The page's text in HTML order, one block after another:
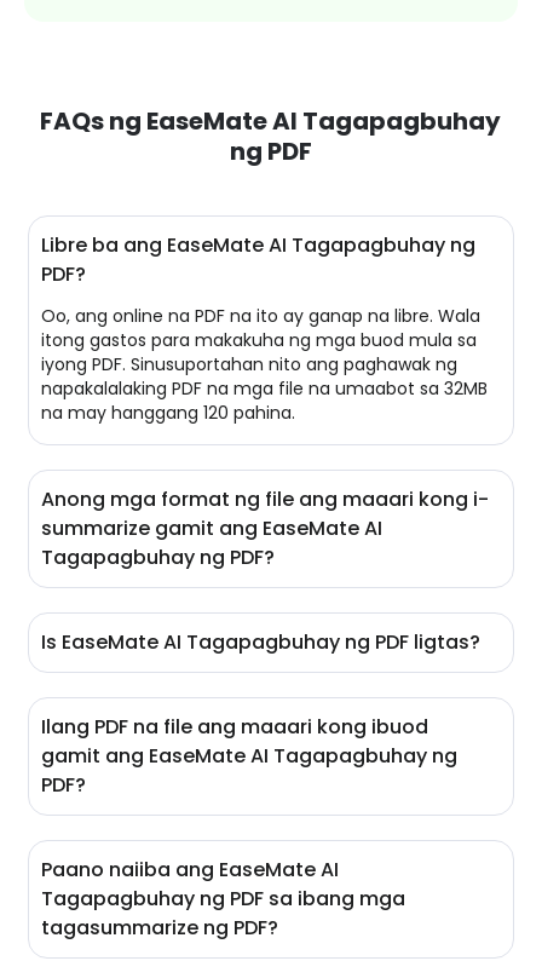
FAQs ng EaseMate AI Tagapagbuhay
ng PDF
Libre ba ang EaseMate AI Tagapagbuhay ng
PDF?
Oo, ang online na PDF na ito ay ganap na libre. Wala
itong gastos para makakuha ng mga buod mula sa
iyong PDF. Sinusuportahan nito ang paghawak ng
napakalalaking PDF na mga file na umaabot sa 32MB
na may hanggang 120 pahina.
Anong mga format ng file ang maaari kong i-
summarize gamit ang EaseMate AI
Tagapagbuhay ng PDF?
kabilang ang PDF, PPT, at Doc.
Is EaseMate AI Tagapagbuhay ng PDF ligtas?
may mga matitibay na algorithm para sa proteksyon
ng privacy, na tinitiyak ang isang ligtas na kapaligiran
para sa pagsusuri at buod ng PDF.
Ilang PDF na file ang maaari kong ibuod
gamit ang EaseMate AI Tagapagbuhay ng
PDF?
ibang salita, makakakuha ka ng mga buod mula sa
walang limitasyong PDF na mga file at
makakapagtanong ng walang limitasyong mga
Paano naiiba ang EaseMate AI
Tagapagbuhay ng PDF sa ibang mga
tagasummarize ng PDF?